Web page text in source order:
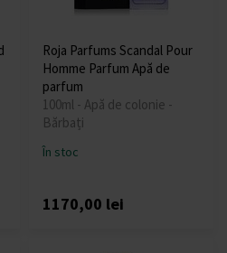
Roja Parfums Scandal Pour
Homme Parfum Apă de
parfum
100ml - Apă de colonie -
Bărbați
În stoc
1170,00 lei